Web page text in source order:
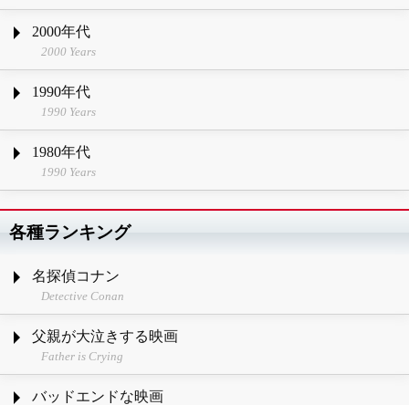
2000年代
2000 Years
1990年代
1990 Years
1980年代
1990 Years
各種ランキング
名探偵コナン
Detective Conan
父親が大泣きする映画
Father is Crying
バッドエンドな映画